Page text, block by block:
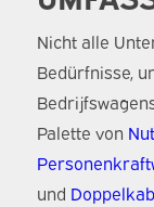
Nicht alle
Bedürfnisse,
Palette von
und